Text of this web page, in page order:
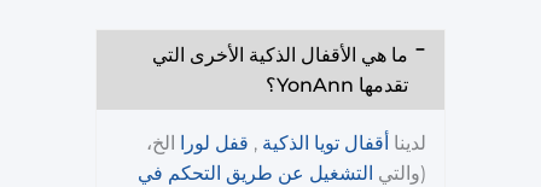
ما هي الأقفال الذكية الأخرى التي
تقدمها YonAnn؟
لدينا أقفال تويا الذكية , قفل لورا
الخ،
(والتي التشغيل عن طريق التحكم في